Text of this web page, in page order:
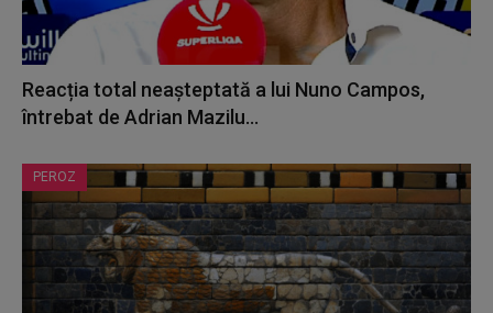
Reacția total neașteptată a lui Nuno Campos,
întrebat de Adrian Mazilu...
PEROZ